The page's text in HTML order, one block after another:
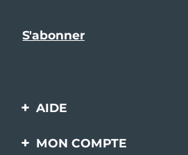
AIDE
Contactez-nous
MON COMPTE